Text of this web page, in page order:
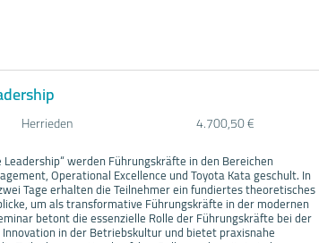
Herrieden 4.700,50 €
werden Führungskräfte in den Bereichen
Operational Excellence und Toyota Kata geschult. In
Tage erhalten die Teilnehmer ein fundiertes theoretisches
um als transformative Führungskräfte in der modernen
betont die essenzielle Rolle der Führungskräfte bei der
in der Betriebskultur und bietet praxisnahe